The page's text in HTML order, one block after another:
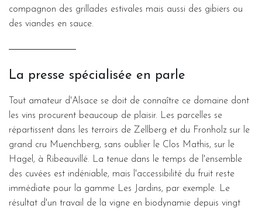
compagnon des grillades estivales mais aussi des gibiers ou
des viandes en sauce.
La presse spécialisée en parle
Tout amateur d'Alsace se doit de connaître ce domaine dont
les vins procurent beaucoup de plaisir. Les parcelles se
répartissent dans les terroirs de Zellberg et du Fronholz sur le
grand cru Muenchberg, sans oublier le Clos Mathis, sur le
Hagel, à Ribeauvillé. La tenue dans le temps de l'ensemble
des cuvées est indéniable, mais l'accessibilité du fruit reste
immédiate pour la gamme Les Jardins, par exemple. Le
résultat d'un travail de la vigne en biodynamie depuis vingt